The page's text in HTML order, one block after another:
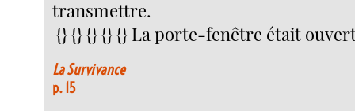
transmettre.
{} {} {} {} {} La porte-fenêtre était
La Survivance
p. 15